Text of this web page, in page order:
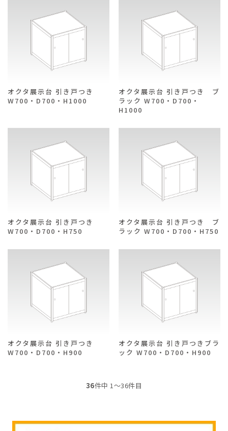
オクタ展示台 引き戸つき
W700・D700・H1000
オクタ展示台 引き戸つき ブ
ラック W700・D700・
H1000
オクタ展示台 引き戸つき
W700・D700・H750
オクタ展示台 引き戸つき ブ
ラック W700・D700・H750
オクタ展示台 引き戸つき
W700・D700・H900
オクタ展示台 引き戸つきブラ
ック W700・D700・H900
36件中 1〜36件目